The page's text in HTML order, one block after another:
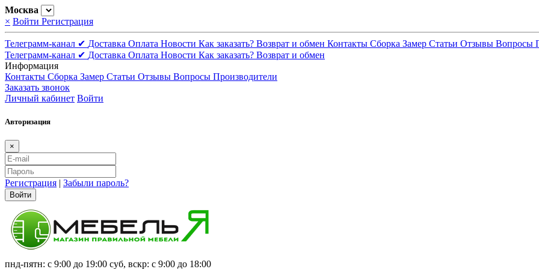
Москва
× Войти Регистрация
Телеграмм-канал ✔ Доставка Оплата Новости Как заказать? Возврат и обмен Контакты Сборка Замер Статьи Отзывы Вопросы
Телеграмм-канал ✔ Доставка Оплата Новости Как заказать? Возврат и обмен
Информация
Контакты Сборка Замер Статьи Отзывы Вопросы Производители
Заказать звонок
Личный кабинет Войти
Авторизация
×
Регистрация | Забыли пароль?
Войти
пнд-пятн: с 9:00 до 19:00 суб, вскр: с 9:00 до 18:00